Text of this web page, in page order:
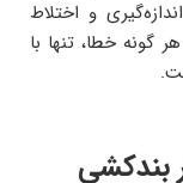
و اختلاط
گونه خطا، تنها با
بندکشی